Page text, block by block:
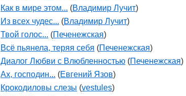
Как в мире этом... (Владимир Лучит)
Из всех чудес... (Владимир Лучит)
Твой голос... (Печенежская)
Всё пьянела, теряя себя (Печенежская)
Диалог Любви с Влюбленностью (Печенежская)
Ах, господин... (Евгений Язов)
Крокодиловы слезы (vestules)